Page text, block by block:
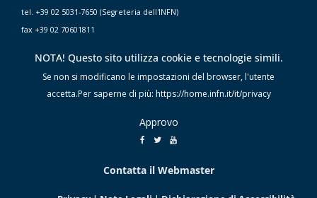
tel. +39 02 5031-7650 (Segreteria dell'INFN)
fax +39 02 70601811
NOTA! Questo sito utilizza cookie e tecnologie simili.
Se non si modificano le impostazioni del browser, l'utente
accetta.Per saperne di più: https://home.infn.it/it/privacy
Approvo
Contatta il Webmaster